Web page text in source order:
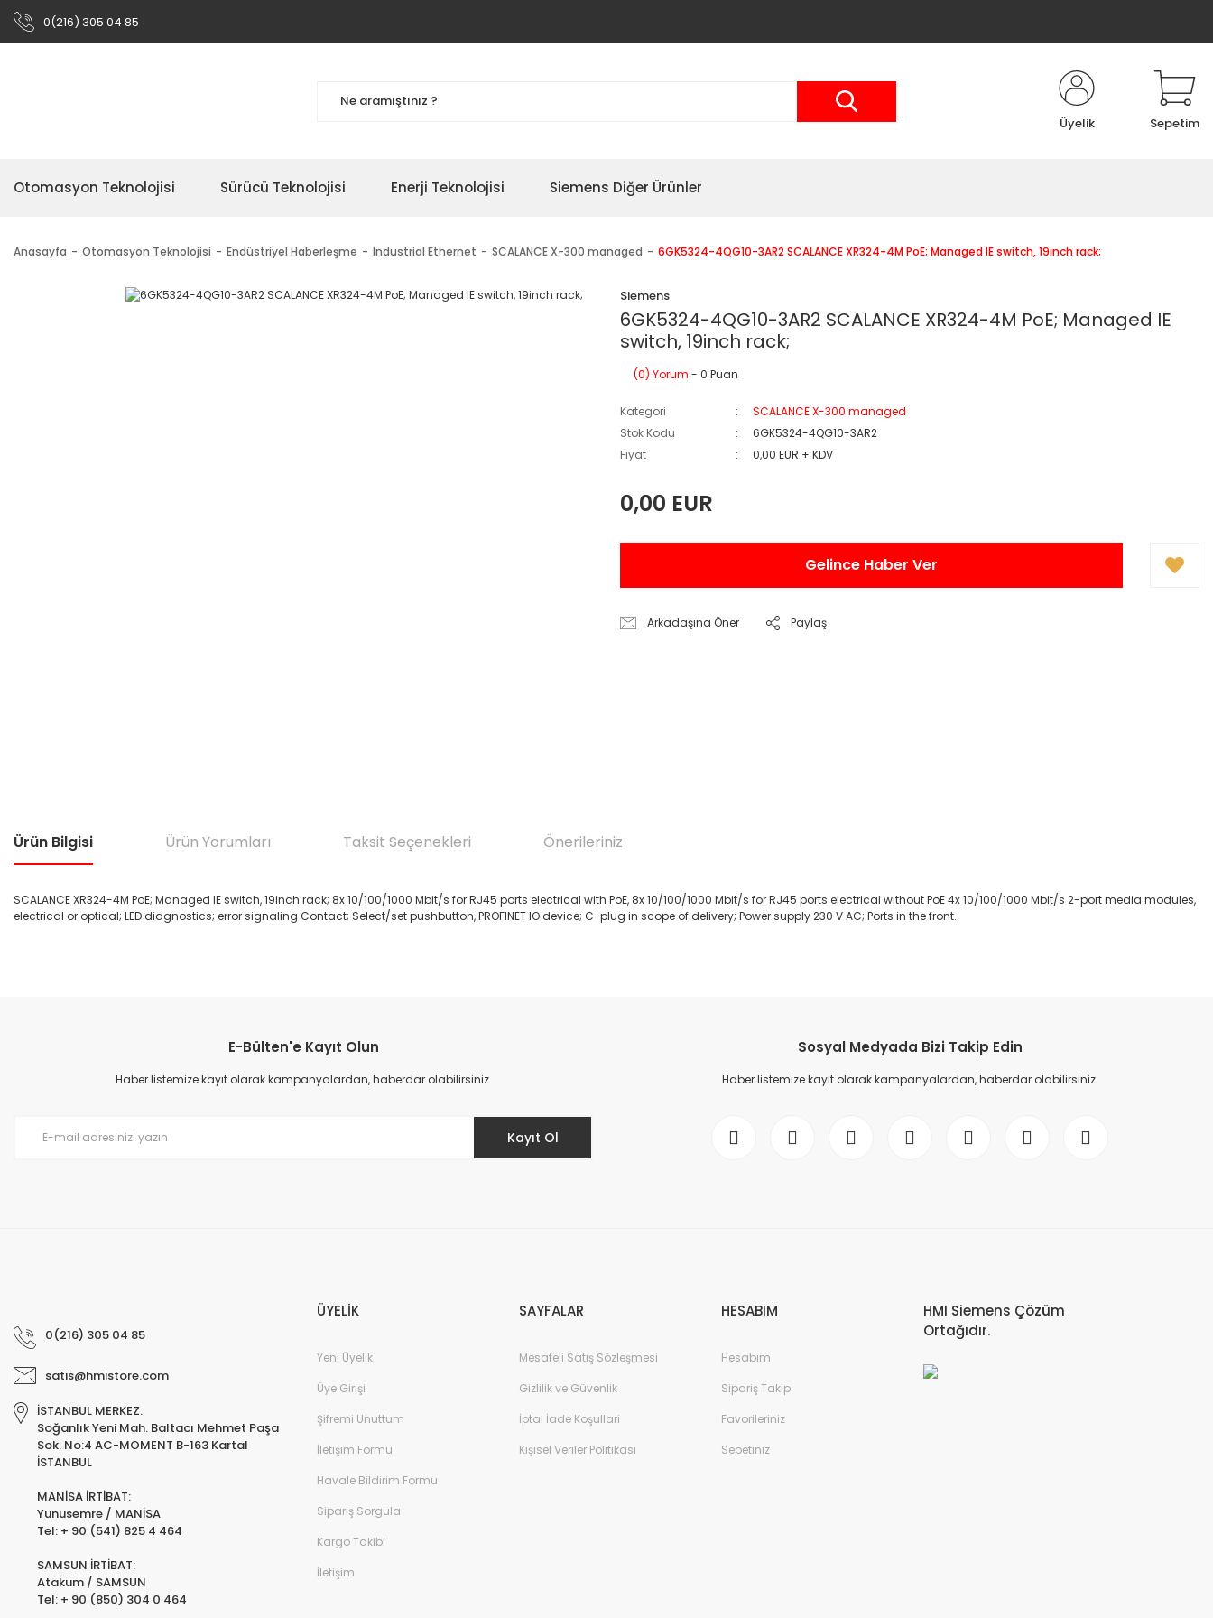
0(216) 305 04 85
Üyelik Sepetim
Otomasyon Teknolojisi Sürücü Teknolojisi Enerji Teknolojisi Siemens Diğer Ürünler
Anasayfa Otomasyon Teknolojisi Endüstriyel Haberleşme Industrial Ethernet SCALANCE X-300 managed 6GK5324-4QG10-3AR2 SCALANCE XR324-4M PoE; Managed IE switch, 19inch rack;
Siemens
6GK5324-4QG10-3AR2 SCALANCE XR324-4M PoE; Managed IE
switch, 19inch rack;
(0) Yorum - 0 Puan
Kategori
SCALANCE X-300 managed
Stok Kodu
6GK5324-4QG10-3AR2
Fiyat
0,00 EUR + KDV
0,00 EUR
Gelince Haber Ver
Arkadaşına Öner Paylaş
Ürün Bilgisi Ürün Yorumları Taksit Seçenekleri Önerileriniz
SCALANCE XR324-4M PoE; Managed IE switch, 19inch rack; 8x 10/100/1000 Mbit/s for RJ45 ports electrical with PoE, 8x 10/100/1000 Mbit/s for RJ45 ports electrical without PoE 4x 10/100/1000 Mbit/s 2-port media modules,
electrical or optical; LED diagnostics; error signaling Contact; Select/set pushbutton, PROFINET IO device; C-plug in scope of delivery; Power supply 230 V AC; Ports in the front.
Ürün resmi kalitesiz, bozuk veya görüntülenemiyor.
Ürün açıklamasında eksik bilgiler bulunuyor.
E-Bülten'e Kayıt Olun
Haber listemize kayıt olarak kampanyalardan, haberdar olabilirsiniz.
Kayıt Ol
Sosyal Medyada Bizi Takip Edin
Haber listemize kayıt olarak kampanyalardan, haberdar olabilirsiniz.
0(216) 305 04 85
satis@hmistore.com
İSTANBUL MERKEZ:
Soğanlık Yeni Mah. Baltacı Mehmet Paşa
Sok. No:4 AC-MOMENT B-163 Kartal
İSTANBUL
MANİSA İRTİBAT:
Yunusemre / MANİSA
Tel: + 90 (541) 825 4 464
SAMSUN İRTİBAT:
Atakum / SAMSUN
Tel: + 90 (850) 304 0 464
ÜYELİK
Yeni Üyelik
Üye Girişi
Şifremi Unuttum
İletişim Formu
Havale Bildirim Formu
Sipariş Sorgula
Kargo Takibi
İletişim
SAYFALAR
Mesafeli Satış Sözleşmesi
Gizlilik ve Güvenlik
İptal İade Koşullari
Kişisel Veriler Politikası
HESABIM
Hesabım
Sipariş Takip
Favorileriniz
Sepetiniz
HMI Siemens Çözüm
Ortağıdır.